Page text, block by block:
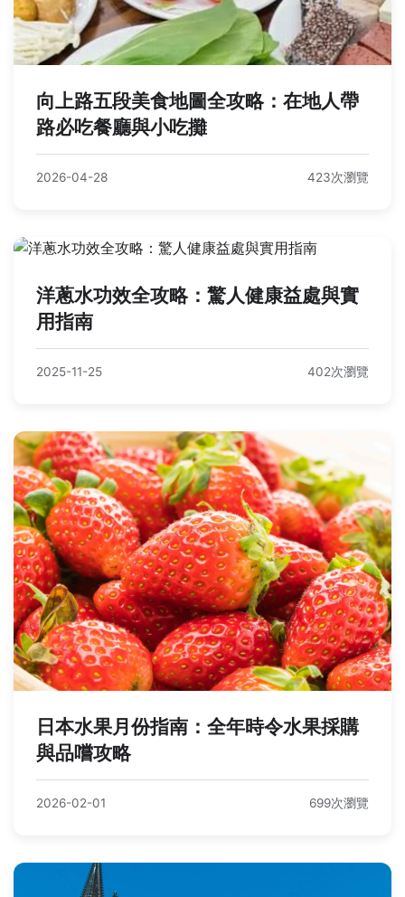
向上路五段美食地圖全攻略：在地人帶
路必吃餐廳與小吃攤
2026-04-28 423次瀏覽
洋蔥水功效全攻略：驚人健康益處與實
用指南
2025-11-25 402次瀏覽
日本水果月份指南：全年時令水果採購
與品嚐攻略
2026-02-01 699次瀏覽